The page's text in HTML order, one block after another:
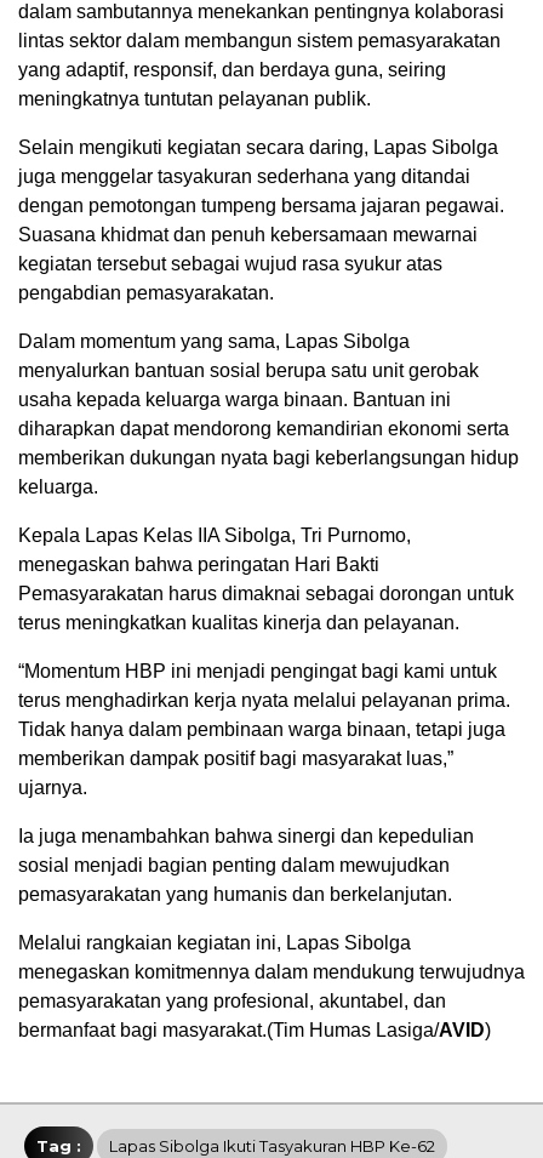
dalam sambutannya menekankan pentingnya kolaborasi
lintas sektor dalam membangun sistem pemasyarakatan
yang adaptif, responsif, dan berdaya guna, seiring
meningkatnya tuntutan pelayanan publik.
Selain mengikuti kegiatan secara daring, Lapas Sibolga
juga menggelar tasyakuran sederhana yang ditandai
dengan pemotongan tumpeng bersama jajaran pegawai.
Suasana khidmat dan penuh kebersamaan mewarnai
kegiatan tersebut sebagai wujud rasa syukur atas
pengabdian pemasyarakatan.
Dalam momentum yang sama, Lapas Sibolga
menyalurkan bantuan sosial berupa satu unit gerobak
usaha kepada keluarga warga binaan. Bantuan ini
diharapkan dapat mendorong kemandirian ekonomi serta
memberikan dukungan nyata bagi keberlangsungan hidup
keluarga.
Kepala Lapas Kelas IIA Sibolga, Tri Purnomo,
menegaskan bahwa peringatan Hari Bakti
Pemasyarakatan harus dimaknai sebagai dorongan untuk
terus meningkatkan kualitas kinerja dan pelayanan.
“Momentum HBP ini menjadi pengingat bagi kami untuk
terus menghadirkan kerja nyata melalui pelayanan prima.
Tidak hanya dalam pembinaan warga binaan, tetapi juga
memberikan dampak positif bagi masyarakat luas,”
ujarnya.
Ia juga menambahkan bahwa sinergi dan kepedulian
sosial menjadi bagian penting dalam mewujudkan
pemasyarakatan yang humanis dan berkelanjutan.
Melalui rangkaian kegiatan ini, Lapas Sibolga
menegaskan komitmennya dalam mendukung terwujudnya
pemasyarakatan yang profesional, akuntabel, dan
bermanfaat bagi masyarakat.(Tim Humas Lasiga/AVID)
Tag : Lapas Sibolga Ikuti Tasyakuran HBP Ke-62